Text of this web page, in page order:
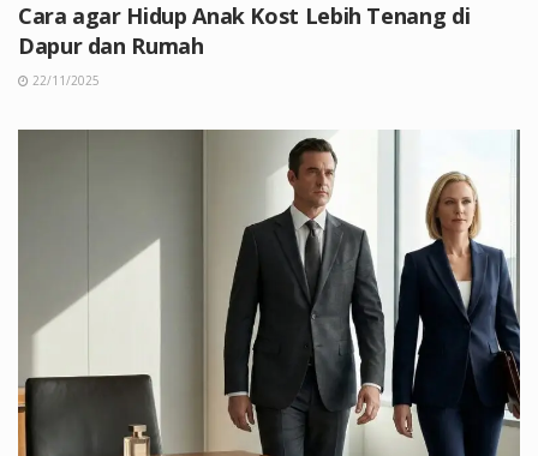
Cara agar Hidup Anak Kost Lebih Tenang di
Dapur dan Rumah
22/11/2025